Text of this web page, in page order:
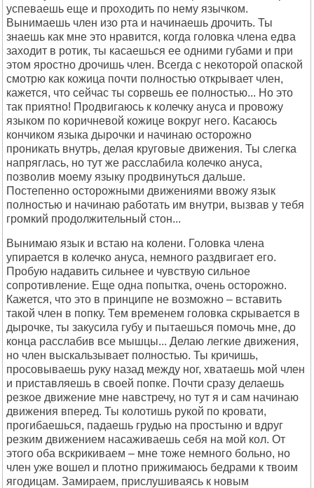
успеваешь еще и проходить по нему язычком.
Вынимаешь член изо рта и начинаешь дрочить. Ты
знаешь как мне это нравится, когда головка члена едва
заходит в ротик, ты касаешься ее одними губами и при
этом яростно дрочишь член. Всегда с некоторой опаской
смотрю как кожица почти полностью открывает член,
кажется, что сейчас ты сорвешь ее полностью... Но это
так приятно! Продвигаюсь к колечку ануса и провожу
языком по коричневой кожице вокруг него. Касаюсь
кончиком языка дырочки и начинаю осторожно
проникать внутрь, делая круговые движения. Ты слегка
напряглась, но тут же расслабила колечко ануса,
позволив моему языку продвинуться дальше.
Постепенно осторожными движениями ввожу язык
полностью и начинаю работать им внутри, вызвав у тебя
громкий продолжительный стон...
Вынимаю язык и встаю на колени. Головка члена
упирается в колечко ануса, немного раздвигает его.
Пробую надавить сильнее и чувствую сильное
сопротивление. Еще одна попытка, очень осторожно.
Кажется, что это в принципе не возможно – вставить
такой член в попку. Тем временем головка скрывается в
дырочке, ты закусила губу и пытаешься помочь мне, до
конца расслабив все мышцы... Делаю легкие движения,
но член выскальзывает полностью. Ты кричишь,
просовываешь руку назад между ног, хватаешь мой член
и приставляешь в своей попке. Почти сразу делаешь
резкое движение мне навстречу, но тут я и сам начинаю
движения вперед. Ты колотишь рукой по кровати,
прогибаешься, падаешь грудью на простыню и вдруг
резким движением насаживаешь себя на мой кол. От
этого оба вскрикиваем – мне тоже немного больно, но
член уже вошел и плотно прижимаюсь бедрами к твоим
ягодицам. Замираем, прислушиваясь к новым